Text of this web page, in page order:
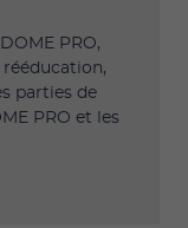
PRO,
parties de
PRO et les